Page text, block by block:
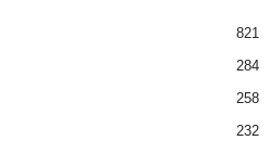
821
284
258
232